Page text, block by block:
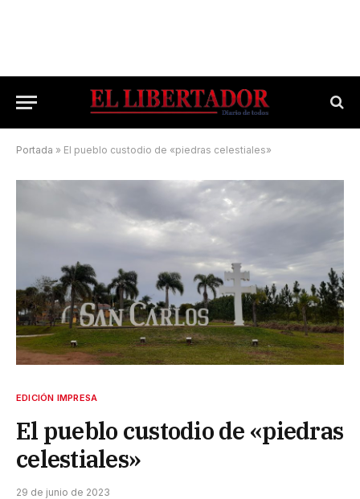
Portada » El pueblo custodio de «piedras celestiales»
EDICIÓN IMPRESA
El pueblo custodio de «piedras
celestiales»
29 de junio de 2023